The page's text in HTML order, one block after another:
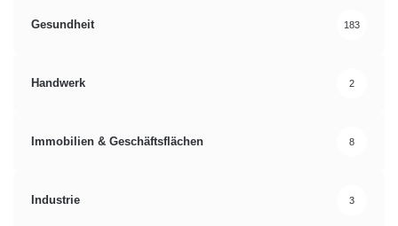
Gesundheit 183
Handwerk 2
Immobilien & Geschäftsflächen 8
Industrie 3